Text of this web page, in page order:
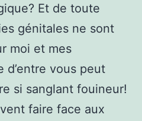
Et de toute
génitales ne sont
moi et mes
d’entre vous peut
si sanglant fouineur!
faire face aux